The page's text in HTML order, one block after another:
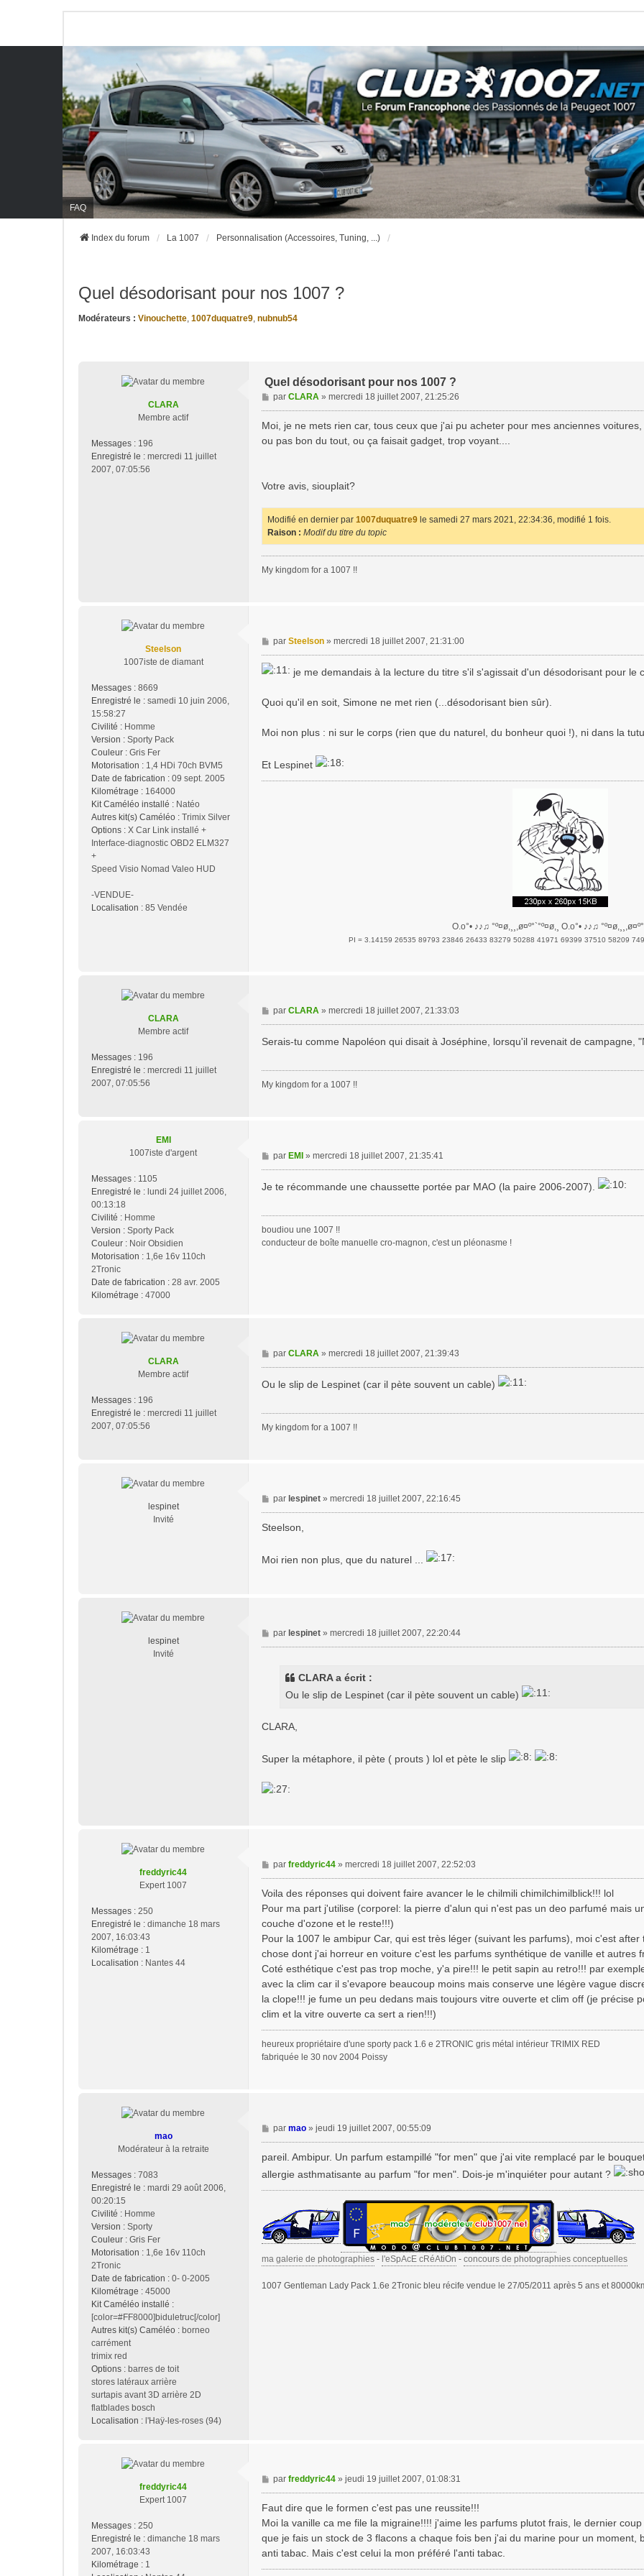
FAQ
Index du forum La 1007 Personnalisation (Accessoires, Tuning, ...)
Quel désodorisant pour nos 1007 ?
Modérateurs : Vinouchette, 1007duquatre9, nubnub54
CLARA
Membre actif
Messages : 196
Enregistré le : mercredi 11 juillet
2007, 07:05:56
Quel désodorisant pour nos 1007 ?
M
e
s
par CLARA» mercredi 18 juillet 2007, 21:25:26
Moi, je ne mets rien car, tous ceux que j'ai pu acheter pour mes anciennes
ou pas bon du tout, ou ça faisait gadget, trop voyant....
Votre avis, siouplait?
Modifié en dernier par 1007duquatre9 le samedi 27 mars 2021, 22:34:36, modifié 1 fois.
Raison : Modif du titre du topic
My kingdom for a 1007 !!
Steelson
1007iste de diamant
Messages : 8669
Enregistré le : samedi 10 juin 2006,
15:58:27
Civilité : Homme
Version : Sporty Pack
Couleur : Gris Fer
Motorisation : 1,4 HDi 70ch BVM5
Date de fabrication : 09 sept. 2005
Kilométrage : 164000
Kit Caméléo installé : Natéo
Autres kit(s) Caméléo : Trimix Silver
Options : X Car Link installé +
Interface-diagnostic OBD2 ELM327
+
Speed Visio Nomad Valeo HUD
-VENDUE-
Localisation : 85 Vendée
M
e
s
g
par Steelson» mercredi 18 juillet 2007, 21:31:00
je me demandais à la lecture du titre s'il s'agissait d'un désodorisant pour le
Quoi qu'il en soit, Simone ne met rien (...désodorisant bien sûr).
Moi non plus : ni sur le corps (rien que du naturel, du bonheur quoi !), ni dans la
Et Lespinet
O.o°• ♪♪♫ °º¤ø,¸¸,ø¤º°`°º¤ø,¸ O.o°• ♪♪♫
PI = 3.14159 26535 89793 23846 26433 83279 50288 41971 69399 37510 58209
CLARA
Membre actif
Messages : 196
Enregistré le : mercredi 11 juillet
2007, 07:05:56
M
e
e
par CLARA» mercredi 18 juillet 2007, 21:33:03
Serais-tu comme Napoléon qui disait à Joséphine, lorsqu'il revenait de campagne,
My kingdom for a 1007 !!
EMI
1007iste d'argent
Messages : 1105
Enregistré le : lundi 24 juillet 2006,
00:13:18
Civilité : Homme
Version : Sporty Pack
Couleur : Noir Obsidien
Motorisation : 1,6e 16v 110ch
2Tronic
Date de fabrication : 28 avr. 2005
Kilométrage : 47000
M
e
e
par EMI » mercredi 18 juillet 2007, 21:35:41
Je te récommande une chaussette portée par MAO (la paire 2006-2007).
boudiou une 1007 !!
conducteur de boîte manuelle cro-magnon, c'est un pléonasme !
CLARA
Membre actif
Messages : 196
Enregistré le : mercredi 11 juillet
2007, 07:05:56
M
e
e
par CLARA» mercredi 18 juillet 2007, 21:39:43
Ou le slip de Lespinet (car il pète souvent un cable)
My kingdom for a 1007 !!
lespinet
Invité
M
e
s
g
par lespinet» mercredi 18 juillet 2007, 22:16:45
Steelson,
Moi rien non plus, que du naturel ...
lespinet
Invité
M
e
par lespinet» mercredi 18 juillet 2007, 22:20:44
CLARA a écrit :
Ou le slip de Lespinet (car il pète souvent un cable)
CLARA,
Super la métaphore, il pète ( prouts ) lol et pète le slip
freddyric44
Expert 1007
Messages : 250
Enregistré le : dimanche 18 mars
2007, 16:03:43
Kilométrage : 1
Localisation : Nantes 44
M
e
s
g
e
par freddyric44» mercredi 18 juillet 2007, 22:52:03
Voila des réponses qui doivent faire avancer le le chilmili chimilchimilblick!!! lol
Pour ma part j'utilise (corporel: la pierre d'alun qui n'est pas un deo parfumé mais
couche d'ozone et le reste!!!)
Pour la 1007 le ambipur Car, qui est très léger (suivant les parfums), moi c'est
chose dont j'ai horreur en voiture c'est les parfums synthétique de vanille et autres
Coté esthétique c'est pas trop moche, y'a pire!!! le petit sapin au retro!!! par
avec la clim car il s'evapore beaucoup moins mais conserve une légère vague
la clope!!! je fume un peu dedans mais toujours vitre ouverte et clim off (je précise
clim et la vitre ouverte ca sert a rien!!!)
heureux propriétaire d'une sporty pack 1.6 e 2TRONIC gris métal intérieur TRIMIX RED
fabriquée le 30 nov 2004 Poissy
mao
Modérateur à la retraite
Messages : 7083
Enregistré le : mardi 29 août 2006,
00:20:15
Civilité : Homme
Version : Sporty
Couleur : Gris Fer
Motorisation : 1,6e 16v 110ch
2Tronic
Date de fabrication : 0- 0-2005
Kilométrage : 45000
Kit Caméléo installé :
[color=#FF8000]biduletruc[/color]
Autres kit(s) Caméléo : borneo
carrément
trimix red
Options : barres de toit
stores latéraux arrière
surtapis avant 3D arrière 2D
flatblades bosch
Localisation : l'Haÿ-les-roses (94)
M
e
s
a
g
par mao» jeudi 19 juillet 2007, 00:55:09
pareil. Ambipur. Un parfum estampillé "for men" que j'ai vite remplacé par le
allergie asthmatisante au parfum "for men". Dois-je m'inquiéter pour autant ?
ma galerie de photographies - l'eSpAcE cRéAtiOn - concours de photographies conceptuelles
1007 Gentleman Lady Pack 1.6e 2Tronic bleu récife vendue le 27/05/2011 après 5 ans et
freddyric44
Expert 1007
Messages : 250
Enregistré le : dimanche 18 mars
2007, 16:03:43
Kilométrage : 1
M
e
s
g
e
par freddyric44» jeudi 19 juillet 2007, 01:08:31
Faut dire que le formen c'est pas une reussite!!!
Moi la vanille ca me file la migraine!!!! j'aime les parfums plutot frais, le dernier
que je fais un stock de 3 flacons a chaque fois ben j'ai du marine pour un moment,
anti tabac. Mais c'est celui la mon préféré l'anti tabac.